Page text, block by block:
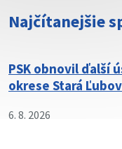
Najčítanejšie
PSK obnovil ďalší
okrese Stará
6. 8. 2026